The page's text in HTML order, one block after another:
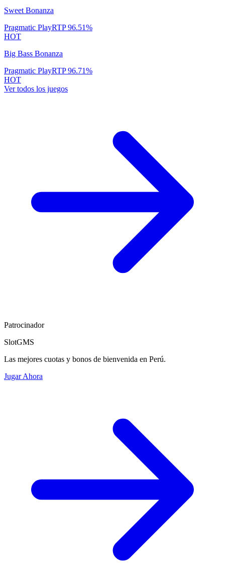
Sweet Bonanza
Pragmatic PlayRTP96.51%
HOT
Big Bass Bonanza
Pragmatic PlayRTP96.71%
HOT
Ver todos los juegos
Patrocinador
SlotGMS
Las mejores cuotas y bonos de bienvenida en Perú.
Jugar Ahora